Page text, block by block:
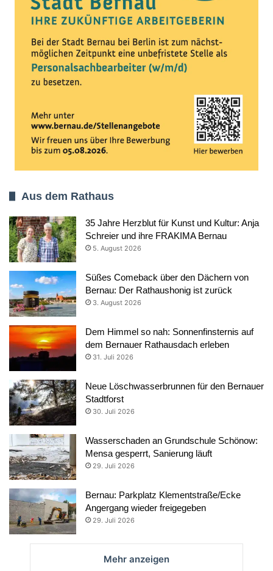
Aus dem Rathaus
35 Jahre Herzblut für Kunst und Kultur: Anja
Schreier und ihre FRAKIMA Bernau
5. August 2026
Süßes Comeback über den Dächern von
Bernau: Der Rathaushonig ist zurück
3. August 2026
Dem Himmel so nah: Sonnenfinsternis auf
dem Bernauer Rathausdach erleben
31. Juli 2026
Neue Löschwasserbrunnen für den Bernauer
Stadtforst
30. Juli 2026
Wasserschaden an Grundschule Schönow:
Mensa gesperrt, Sanierung läuft
29. Juli 2026
Bernau: Parkplatz Klementstraße/Ecke
Angergang wieder freigegeben
29. Juli 2026
Mehr anzeigen